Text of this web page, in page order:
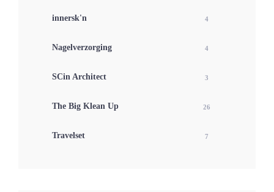
innersk'n 4
Nagelverzorging 4
SCin Architect 3
The Big Klean Up 26
Travelset 7